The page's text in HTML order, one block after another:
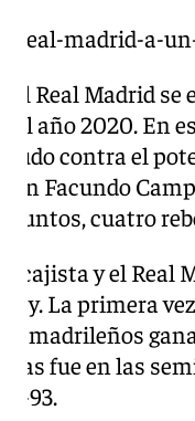
real-madrid-a-
el Real Madrid
el año 2020.
pudo contra el
Facundo
puntos, cuatro
cajista y el
Rey. La primera
madrileños
fue en las
93.